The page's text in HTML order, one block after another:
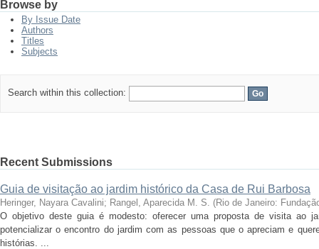
Browse by
By Issue Date
Authors
Titles
Subjects
Search within this collection:
Recent Submissions
Guia de visitação ao jardim histórico da Casa de Rui Barbosa
Heringer, Nayara Cavalini; Rangel, Aparecida M. S. (Rio de Janeiro:
O objetivo deste guia é modesto: oferecer uma proposta de visita ao
potencializar o encontro do jardim com as pessoas que o apreciam e
histórias. ...